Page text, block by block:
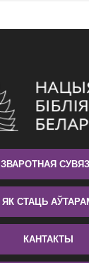
ЗВАРОТНАЯ
ЯК СТАЦЬ
КАНТАКТЫ